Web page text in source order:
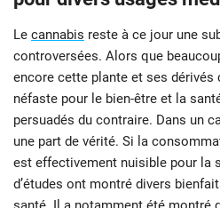
Le cannabis reste à ce jour une
controversées. Alors que
encore cette plante et ses dérivés
néfaste pour le bien-être et la
persuadés du contraire. Dans un
une part de vérité. Si la
est effectivement nuisible pour la
d’études ont montré divers